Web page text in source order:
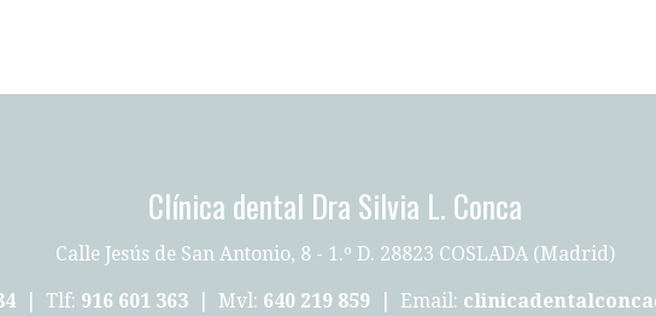
Clínica dental Dra Silvia L. Conca
Calle Jesús de San Antonio, 8 - 1.º D. 28823 COSLADA (Madrid)
| Tlf: 916 601 363| Mvl: 640 219 859 | Email: